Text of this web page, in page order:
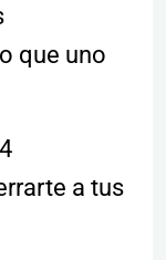
que uno
a tus